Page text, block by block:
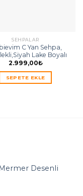
SEHPALAR
C Yan Sehpa,
Lake Boyalı
2.999,00₺
SEPETE EKLE
Desenli